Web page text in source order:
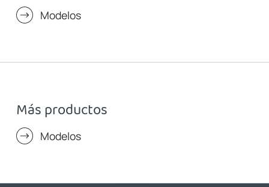
Modelos
Más productos
Modelos